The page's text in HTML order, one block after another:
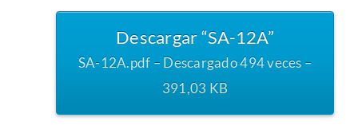
Descargar “SA-12A”
SA-12A.pdf – Descargado 494 veces –
391,03 KB